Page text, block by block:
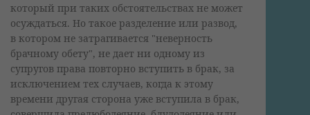
который при таких обстоятельствах не может
осуждаться. Но такое разделение или развод,
в котором не затрагивается "неверность
брачному обету", не дает ни одному из
супругов права повторно вступить в брак, за
исключением тех случаев, когда к этому
времени другая сторона уже вступила в брак,